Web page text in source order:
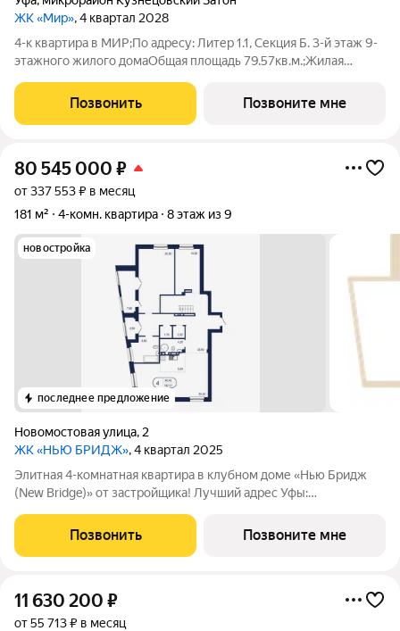
ЖК «Мир», 4 квартал 2028
4-к квартира в МИР;По адресу: Литер 1.1, Секция Б. 3-й этаж 9-
этажного жилого домаОбщая площадь 79.57кв.м.;Жилая
строительства: 4 квартал 2028 года.Квартира с свободной
планировкой,
Позвонить Позвоните мне
80 545 000 ₽
от 337 553 ₽ в месяц
181 м²
4-комн. квартира 8 этаж из 9
новостройка
последнее предложение
Новомостовая улица, 2
ЖК «НЬЮ БРИДЖ», 4 квартал 2025
Элитная 4-комнатная квартира в клубном доме «Нью Бридж
(New Bridge)» от застройщика! Лучший адрес Уфы:
площадь: 182,37 м Высота потолков: 3,3 м Безопасная сделка
Позвонить Позвоните мне
11 630 200 ₽
от 55 713 ₽ в месяц